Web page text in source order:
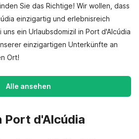
Sie das Richtige! Wir wollen, dass
einzigartig und erlebnisreich
ein Urlaubsdomizil in Port d'Alcúdia
einzigartigen Unterkünfte an
Ort!
Alle ansehen
Port d'Alcúdia